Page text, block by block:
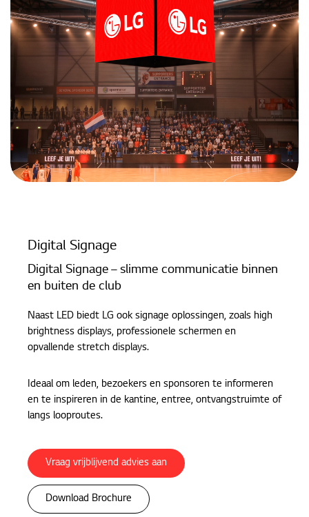
Digital Signage
Digital Signage – slimme communicatie binnen
en buiten de club
Naast LED biedt LG ook signage oplossingen, zoals high
brightness displays, professionele schermen en
opvallende stretch displays.
Ideaal om leden, bezoekers en sponsoren te informeren
en te inspireren in de kantine, entree, ontvangstruimte of
langs looproutes.
Vraag vrijblijvend advies aan
Download Brochure